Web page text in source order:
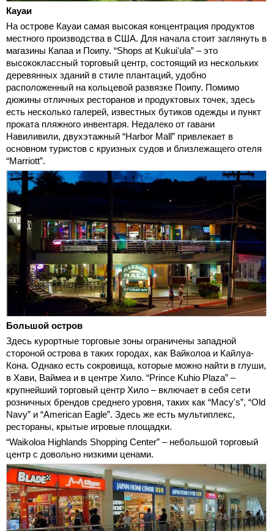
Кауаи
На острове Кауаи самая высокая концентрация продуктов
местного производства в США. Для начала стоит заглянуть в
магазины Капаа и Поипу. “Shops at Kukuiʻula” – это
высококлассный торговый центр, состоящий из нескольких
деревянных зданий в стиле плантаций, удобно
расположенный на кольцевой развязке Поипу. Помимо
дюжины отличных ресторанов и продуктовых точек, здесь
есть несколько галерей, известных бутиков одежды и пункт
проката пляжного инвентаря. Недалеко от гавани
Навиливили, двухэтажный “Harbor Mall” привлекает в
основном туристов с круизных судов и близлежащего отеля
“Marriott”.
Большой остров
Здесь курортные торговые зоны ограничены западной
стороной острова в таких городах, как Вайколоа и Кайлуа-
Кона. Однако есть сокровища, которые можно найти в глуши,
в Хави, Ваймеа и в центре Хило. “Prince Kuhio Plaza” –
крупнейший торговый центр Хило – включает в себя сети
розничных брендов среднего уровня, таких как “Macy's”, “Old
Navy” и “American Eagle”. Здесь же есть мультиплекс,
рестораны, крытые игровые площадки.
“Waikoloa Highlands Shopping Center” – небольшой торговый
центр с довольно низкими ценами.